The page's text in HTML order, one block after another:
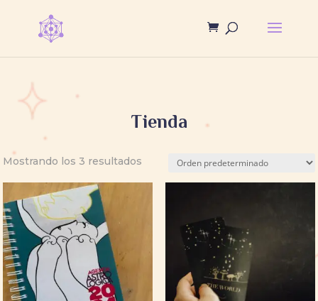
Tienda
Mostrando los 3 resultados